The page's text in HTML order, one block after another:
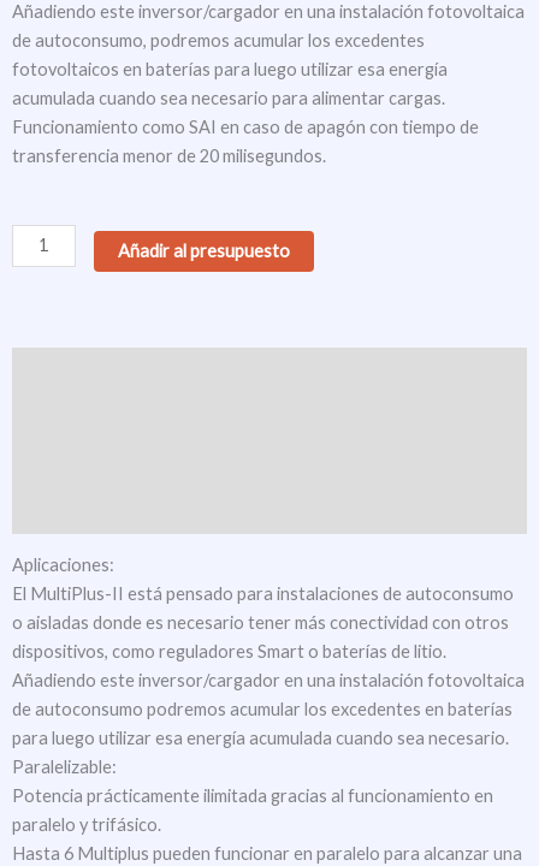
Añadiendo este inversor/cargador en una instalación fotovoltaica
de autoconsumo, podremos acumular los excedentes
fotovoltaicos en baterías para luego utilizar esa energía
acumulada cuando sea necesario para alimentar cargas.
Funcionamiento como SAI en caso de apagón con tiempo de
transferencia menor de 20 milisegundos.
Victron
MultiPlus-
48V
Añadir al presupuesto
Aplicaciones:
El MultiPlus-II está pensado para instalaciones de autoconsumo
o aisladas donde es necesario tener más conectividad con otros
dispositivos, como reguladores Smart o baterías de litio.
Añadiendo este inversor/cargador en una instalación fotovoltaica
de autoconsumo podremos acumular los excedentes en baterías
para luego utilizar esa energía acumulada cuando sea necesario.
Paralelizable:
Potencia prácticamente ilimitada gracias al funcionamiento en
paralelo y trifásico.
Hasta 6 Multiplus pueden funcionar en paralelo para alcanzar una